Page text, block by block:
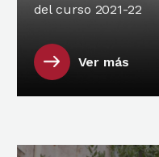
del curso 2021-22
Ver más